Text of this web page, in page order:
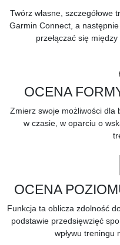
Twórz własne,
Garmin Connect, a
przełączać się
OCENA
Zmierz swoje możliwości dla
w czasie, w oparciu o
OCENA
Funkcja ta oblicza zdolność
podstawie przedsięwzięć
wpływu treningu